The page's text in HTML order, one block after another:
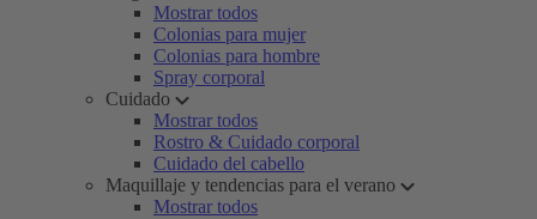
Mostrar todos
Colonias para mujer
Colonias para hombre
Spray corporal
Cuidado
Mostrar todos
Rostro & Cuidado corporal
Cuidado del cabello
Maquillaje y tendencias para el verano
Mostrar todos